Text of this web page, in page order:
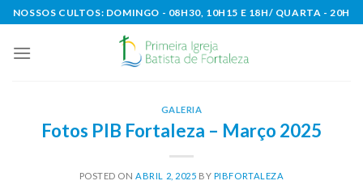
Skip
to
content
NOSSOS CULTOS: DOMINGO - 08H30, 10H15 E 18H/ QUARTA - 20H
GALERIA
Fotos PIB Fortaleza – Março 2025
POSTED ON ABRIL 2, 2025 BY PIBFORTALEZA